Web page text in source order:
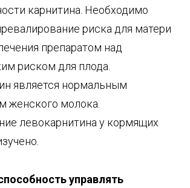
карнитина. Необходимо
риска для матери
препаратом над
риском для плода.
является нормальным
женского молока.
левокарнитина у кормящих
управлять